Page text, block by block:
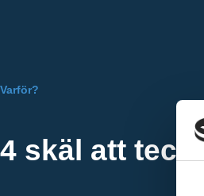
Varför?
4 skäl att